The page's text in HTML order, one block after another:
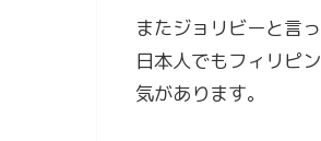
またジョリビーと言
日本人でもフィリピ
気があります。